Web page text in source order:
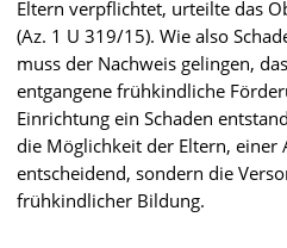
Eltern verpflichtet, urteilte das
(Az. 1 U 319/15). Wie also
muss der Nachweis gelingen,
entgangene frühkindliche
Einrichtung ein Schaden
die Möglichkeit der Eltern, einer
entscheidend, sondern die
frühkindlicher Bildung.